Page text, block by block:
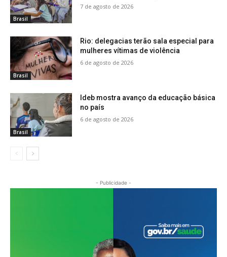
Brasil
7 de agosto de 2026
Brasil
Rio: delegacias terão sala especial para
mulheres vítimas de violência
6 de agosto de 2026
Brasil
Ideb mostra avanço da educação básica
no país
6 de agosto de 2026
- Publicidade -